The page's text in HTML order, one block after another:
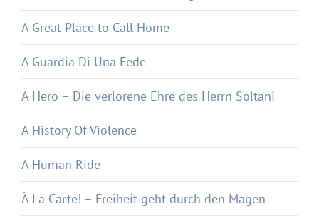
A Great Place to Call Home
A Guardia Di Una Fede
A Hero – Die verlorene Ehre des Herrn Soltani
A History Of Violence
A Human Ride
À La Carte! – Freiheit geht durch den Magen